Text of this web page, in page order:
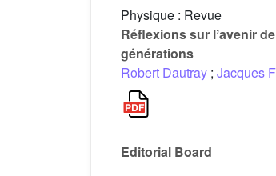
Physique : Revue
Réflexions sur lʼavenir
générations
Robert Dautray ; Jacques
Editorial Board